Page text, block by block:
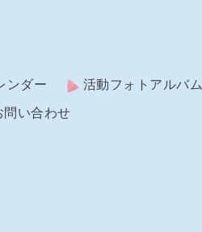
ンダー 活動フォトアルバム
問い合わせ